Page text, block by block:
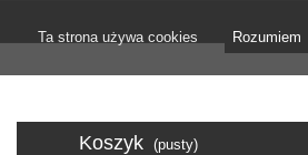
Ta strona używa cookies Rozumiem
Koszyk (pusty)